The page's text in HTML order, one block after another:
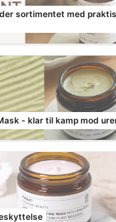
sortimentet med
- klar til kamp mod